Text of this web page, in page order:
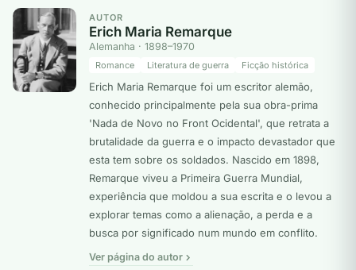
AUTOR
Erich Maria Remarque
Alemanha · 1898–1970
Romance Literatura de guerra Ficção histórica
Erich Maria Remarque foi um escritor alemão,
conhecido principalmente pela sua obra-prima
'Nada de Novo no Front Ocidental', que retrata a
brutalidade da guerra e o impacto devastador que
esta tem sobre os soldados. Nascido em 1898,
Remarque viveu a Primeira Guerra Mundial,
experiência que moldou a sua escrita e o levou a
explorar temas como a alienação, a perda e a
busca por significado num mundo em conflito.
Ver página do autor